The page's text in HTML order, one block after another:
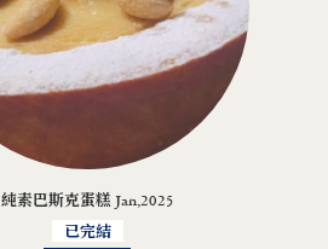
純素巴斯克蛋糕 Jan,2025
已完結